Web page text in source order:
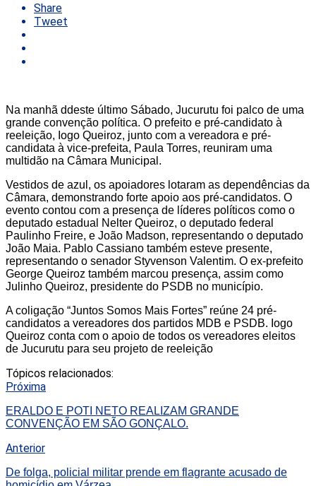
Share
Tweet
Na manhã ddeste último Sábado, Jucurutu foi palco de uma
grande convenção política. O prefeito e pré-candidato à
reeleição, Iogo Queiroz, junto com a vereadora e pré-
candidata à vice-prefeita, Paula Torres, reuniram uma
multidão na Câmara Municipal.
Vestidos de azul, os apoiadores lotaram as dependências da
Câmara, demonstrando forte apoio aos pré-candidatos. O
evento contou com a presença de líderes políticos como o
deputado estadual Nelter Queiroz, o deputado federal
Paulinho Freire, e João Madson, representando o deputado
João Maia. Pablo Cassiano também esteve presente,
representando o senador Styvenson Valentim. O ex-prefeito
George Queiroz também marcou presença, assim como
Julinho Queiroz, presidente do PSDB no município.
A coligação “Juntos Somos Mais Fortes” reúne 24 pré-
candidatos a vereadores dos partidos MDB e PSDB. Iogo
Queiroz conta com o apoio de todos os vereadores eleitos
de Jucurutu para seu projeto de reeleição
Tópicos relacionados:
Próxima
ERALDO E POTI NETO REALIZAM GRANDE
CONVENÇÃO EM SÃO GONÇALO.
Anterior
De folga, policial militar prende em flagrante acusado de